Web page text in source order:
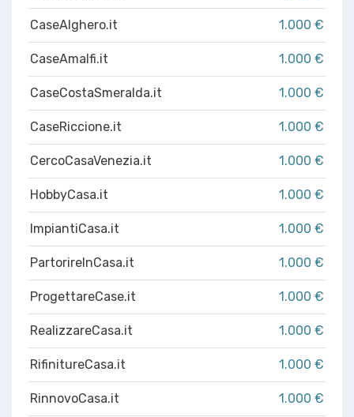
CaseAlghero.it 1.000 €
CaseAmalfi.it 1.000 €
CaseCostaSmeralda.it 1.000 €
CaseRiccione.it 1.000 €
CercoCasaVenezia.it 1.000 €
HobbyCasa.it 1.000 €
ImpiantiCasa.it 1.000 €
PartorireInCasa.it 1.000 €
ProgettareCase.it 1.000 €
RealizzareCasa.it 1.000 €
RifinitureCasa.it 1.000 €
RinnovoCasa.it 1.000 €